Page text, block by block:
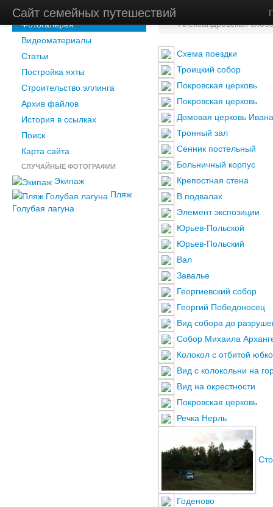
Сайт семейных путешествий
Новости
Фотогалерея
Видеоматериалы
Статьи
Постройка яхты
Строительство эллинга
Архив файлов
История в ссылках
Поиск
Карта сайта
СЛУЧАЙНЫЕ ФОТОГРАФИИ
Экипаж
Пляж
Голубая лагуна
Главная
/ Александровская
Схема поездки
Троицкий собор
Покровская церковь
Покровская церковь
Домовая церковь
Тронный зал
Сенник постельный
Больничный корпус
Крепостная стена
В подвалах
Элемент экспозиции
Юрьев-Польской
Юрьев-Польский
Вал
Завалье
Георгиевский собор
Георгий Победоносец
Вид собора до
Собор Михаила
Колокол с отбитой
Вид с колокольни на
Вид на окрестности
Покровская церковь
Речка Нерль
Годеново